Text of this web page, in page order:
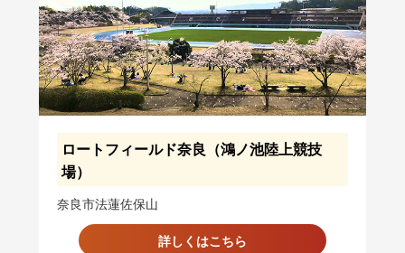
ロートフィールド奈良（鴻ノ池陸上競技
場）
奈良市法蓮佐保山
詳しくはこちら